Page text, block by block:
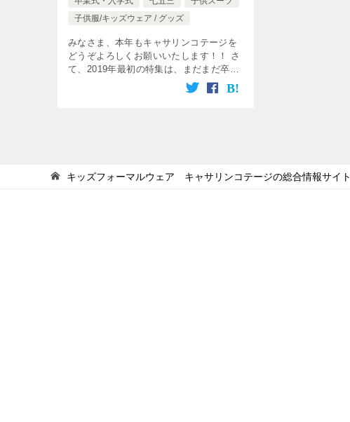
子供服/キッズウェア / グッズ
みなさま、本年もキャサリンコテージを
どうぞよろしくお願いいたします！！ さ
て、2019年最初の特集は、まだまだ卒園
式や卒業式で人気を集め続けている袴！
キャサリンコテージの袴は、工夫いっぱ
キッズフォーマルウェア キャサリンコテージの総合情報サイト